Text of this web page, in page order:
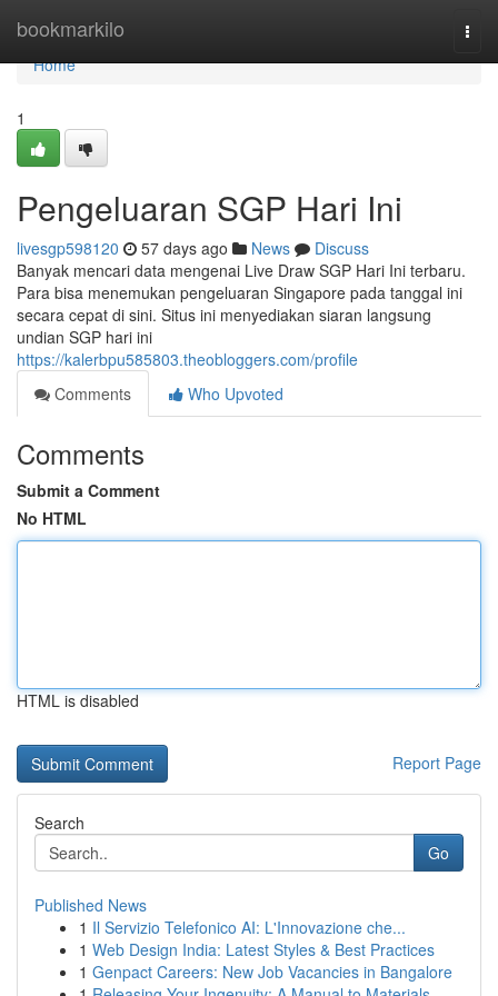
bookmarkilo
Home
Home
1
Pengeluaran SGP Hari Ini
livesgp598120 57 days ago News
Discuss
Banyak mencari data mengenai Live Draw SGP Hari Ini terbaru.
Para bisa menemukan pengeluaran Singapore pada tanggal ini
secara cepat di sini. Situs ini menyediakan siaran langsung
undian SGP hari ini
https://kalerbpu585803.theobloggers.com/profile
Comments
Who Upvoted
Comments
Submit a Comment
No HTML
HTML is disabled
Report Page
Search
Go
Published News
1 Il Servizio Telefonico AI: L'Innovazione che...
1 Web Design India: Latest Styles & Best Practices
1 Genpact Careers: New Job Vacancies in Bangalore